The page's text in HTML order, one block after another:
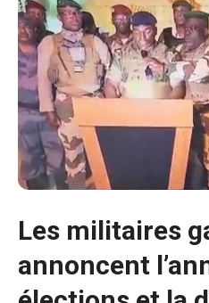
Les militaires
annoncent